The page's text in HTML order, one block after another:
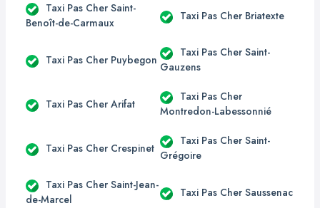
Taxi Pas Cher Saint-
Benoît-de-Carmaux
Taxi Pas Cher Briatexte
Taxi Pas Cher Puybegon
Taxi Pas Cher Saint-
Gauzens
Taxi Pas Cher Arifat
Taxi Pas Cher
Montredon-Labessonnié
Taxi Pas Cher Crespinet
Taxi Pas Cher Saint-
Grégoire
Taxi Pas Cher Saint-Jean-
de-Marcel
Taxi Pas Cher Saussenac